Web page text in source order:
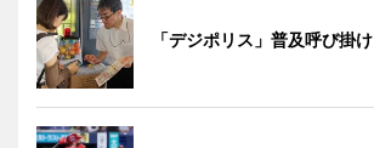
「デジポリス」普及呼び掛け